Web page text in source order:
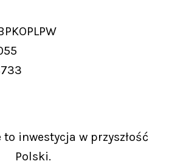
inwestycja w przyszłość
Polski.